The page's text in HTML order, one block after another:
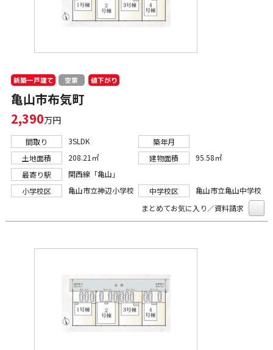
新築一戸建て 空家 値下がり
亀山市布気町
2,390万円
間取り 3SLDK
築年月
土地面積
208.21㎡ 建物面積
95.58㎡
最寄り駅
関西線「亀山」
小学校区
亀山市立神辺小学校 中学校区
亀山市立亀山中学校
まとめてお気に入り／資料請求